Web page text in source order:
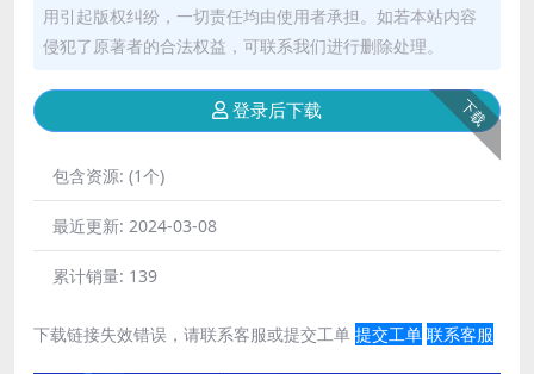
用引起版权纠纷，一切责任均由使用者承担。如若本站内容
侵犯了原著者的合法权益，可联系我们进行删除处理。
下载
登录后下载
包含资源: (1个)
最近更新: 2024-03-08
累计销量: 139
下载链接失效错误，请联系客服或提交工单 提交工单 联系客服